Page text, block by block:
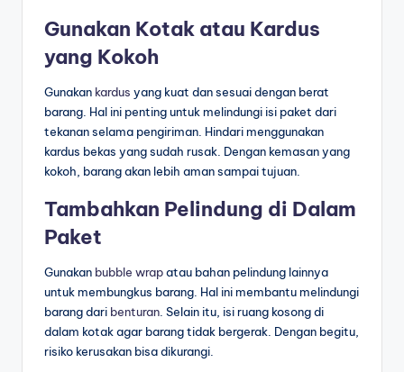
Gunakan Kotak atau Kardus
yang Kokoh
Gunakan kardus yang kuat dan sesuai dengan berat
barang. Hal ini penting untuk melindungi isi paket dari
tekanan selama pengiriman. Hindari menggunakan
kardus bekas yang sudah rusak. Dengan kemasan yang
kokoh, barang akan lebih aman sampai tujuan.
Tambahkan Pelindung di Dalam
Paket
Gunakan bubble wrapatau bahan pelindung lainnya
untuk membungkus barang. Hal ini membantu melindungi
barang dari benturan. Selain itu, isi ruang kosong di
dalam kotak agar barang tidak bergerak. Dengan begitu,
risiko kerusakan bisa dikurangi.